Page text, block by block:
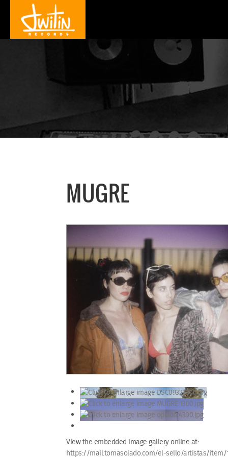
MUGRE
View the embedded image gallery online at:
https://mail.tornasolado.com/el-sello/artistas/item/